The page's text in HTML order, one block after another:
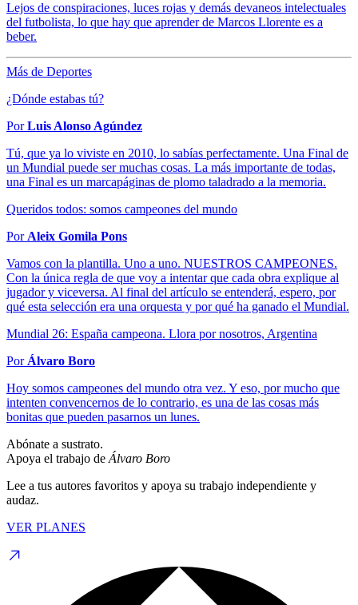
Lejos de conspiraciones, luces rojas y demás devaneos intelectuales
del futbolista, lo que hay que aprender de Marcos Llorente es a
beber.
Más de Deportes
¿Dónde estabas tú?
PorLuis Alonso Agúndez
Tú, que ya lo viviste en 2010, lo sabías perfectamente. Una Final de
un Mundial puede ser muchas cosas. La más importante de todas,
una Final es un marcapáginas de plomo taladrado a la memoria.
Queridos todos: somos campeones del mundo
Por Aleix Gomila Pons
Vamos con la plantilla. Uno a uno. NUESTROS CAMPEONES.
Con la única regla de que voy a intentar que cada obra explique al
jugador y viceversa. Al final del artículo se entenderá, espero, por
qué esta selección era una orquesta y por qué ha ganado el Mundial.
Mundial 26: España campeona. Llora por nosotros, Argentina
Por Álvaro Boro
Hoy somos campeones del mundo otra vez. Y eso, por mucho que
intenten convencernos de lo contrario, es una de las cosas más
bonitas que pueden pasarnos un lunes.
Abónate a sustrato.
Apoya el trabajo de Álvaro Boro
Lee a tus autores favoritos y apoya su trabajo independiente y
audaz.
VER PLANES